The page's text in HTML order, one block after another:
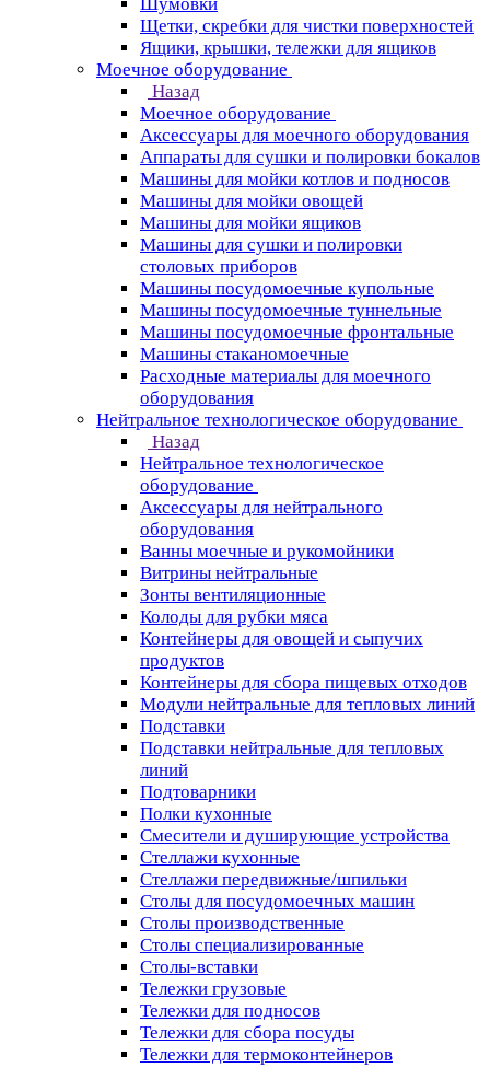
Щетки, скребки для чистки поверхностей
Ящики, крышки, тележки для ящиков
Моечное оборудование
Назад
Моечное оборудование
Аксессуары для моечного оборудования
Аппараты для сушки и полировки бокалов
Машины для мойки котлов и подносов
Машины для мойки овощей
Машины для мойки ящиков
Машины для сушки и полировки
столовых приборов
Машины посудомоечные купольные
Машины посудомоечные туннельные
Машины посудомоечные фронтальные
Машины стаканомоечные
Расходные материалы для моечного
оборудования
Нейтральное технологическое оборудование
Назад
Нейтральное технологическое
оборудование
Аксессуары для нейтрального
оборудования
Ванны моечные и рукомойники
Витрины нейтральные
Зонты вентиляционные
Колоды для рубки мяса
Контейнеры для овощей и сыпучих
продуктов
Контейнеры для сбора пищевых отходов
Модули нейтральные для тепловых линий
Подставки
Подставки нейтральные для тепловых
линий
Подтоварники
Полки кухонные
Смесители и душирующие устройства
Стеллажи кухонные
Стеллажи передвижные/шпильки
Столы для посудомоечных машин
Столы производственные
Столы специализированные
Столы-вставки
Тележки грузовые
Тележки для подносов
Тележки для сбора посуды
Тележки для термоконтейнеров